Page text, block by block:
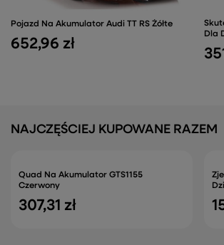
Pojazd Na Akumulator Audi TT RS Żółte
652,96 zł
Dla
NAJCZĘŚCIEJ KUPOWANE RAZEM
Quad Na Akumulator GTS1155
Czerwony
307,31 zł